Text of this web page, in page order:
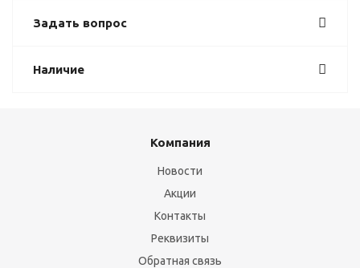
Задать вопрос
Наличие
Компания
Новости
Акции
Контакты
Реквизиты
Обратная связь